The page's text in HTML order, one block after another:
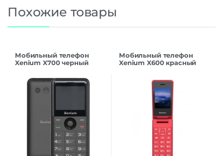
Похожие товары
Мобильный телефон
Xenium X700 черный
Мобильный телефон
Xenium X600 красный